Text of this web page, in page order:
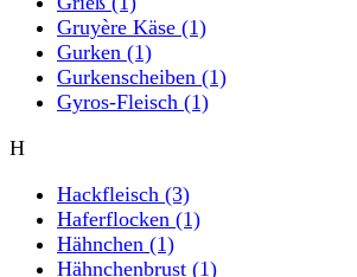
Gruyère Käse (1)
Gurken (1)
Gurkenscheiben (1)
Gyros-Fleisch (1)
H
Hackfleisch (3)
Haferflocken (1)
Hähnchen (1)
Hähnchenbrust (1)